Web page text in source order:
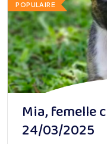
POPULAIRE
Mia, femelle
24/03/2025